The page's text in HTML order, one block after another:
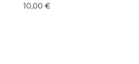
10,00€